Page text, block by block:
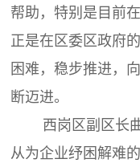
帮助，特别是目前
正是在区委区政府
困难，稳步推进，
断迈进。
西岗区副区长曲
从为企业纾困解难